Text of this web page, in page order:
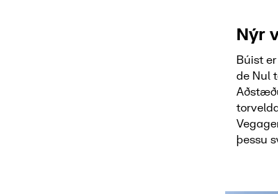
Nýr
Búist
de Nul
þessu